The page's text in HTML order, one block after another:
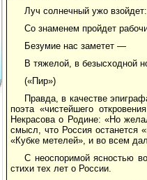
Луч солнечный ужо взойдет:
Со знаменем пройдет
Безумие нас заметет —
В тяжелой, в безысходной
(«Пир»)
Правда, в качестве
поэта «чистейшего
Некрасова о Родине: «Но
смысл, что Россия останется
«Кубке метелей», и во всем
С неоспоримой ясностью
стихи тех лет о России.